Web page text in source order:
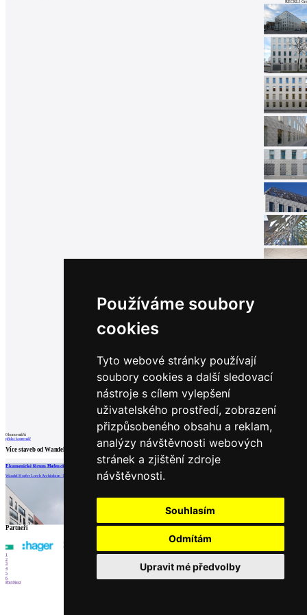
Používáme soubory
cookies
Tyto webové stránky používají
soubory cookies a další sledovací
nástroje s cílem vylepšení
uživatelského prostředí, zobrazení
přizpůsobeného obsahu a reklam,
analýzy návštěvnosti webových
stránek a zjištění zdroje
návštěvnosti.
Souhlasím
Odmítám
Upravit mé předvolby
RECKLI
0komentářů
přidat komentář
Více staveb odWandel Hoefer Lorch Architekten
Ekumenické fórum Hafencity
Wandel Hoefer Lorch Architekten | Hamburk
Židovské centrum v Mnichově
Wandel Hoefer Lorch Architekten | Mnichov
Nová synagoga v Drážďanech
Partneři
1
2
3
4
5
6
PrevNext
ISSN: 1801-3902